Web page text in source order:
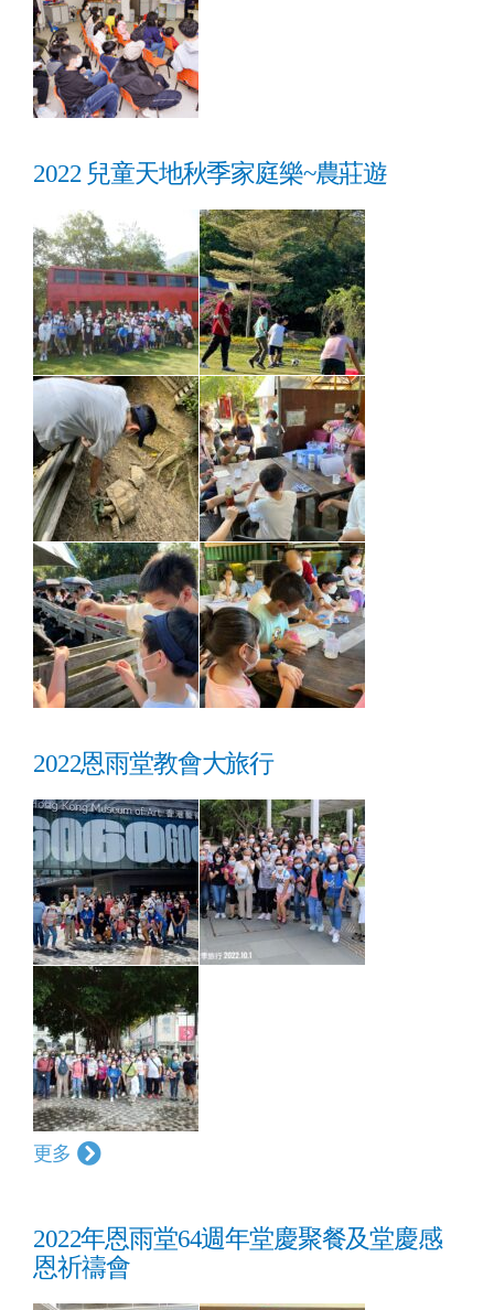
2022 兒童天地秋季家庭樂~農莊遊
2022恩雨堂教會大旅行
更多
2022年恩雨堂64週年堂慶聚餐及堂慶感
恩祈禱會